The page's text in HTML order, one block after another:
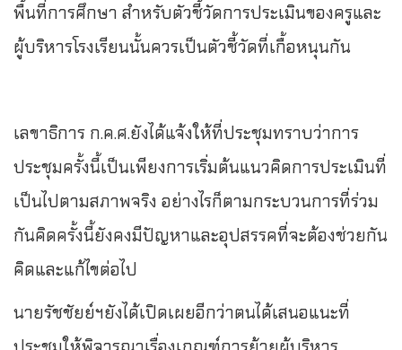
พื้นที่การศึกษา สำหรับตัวชี้วัดการประเมินของครูและ
ผู้บริหารโรงเรียนนั้นควรเป็นตัวชี้วัดที่เกื้อหนุนกัน
เลขาธิการ ก.ค.ศ.ยังได้แจ้งให้ที่ประชุมทราบว่าการ
ประชุมครั้งนี้เป็นเพียงการเริ่มต้นแนวคิดการประเมินที่
เป็นไปตามสภาพจริง อย่างไรก็ตามกระบวนการที่ร่วม
กันคิดครั้งนี้ยังคงมีปัญหาและอุปสรรคที่จะต้องช่วยกัน
คิดและแก้ไขต่อไป
นายรัชชัยย์ฯยังได้เปิดเผยอีกว่าตนได้เสนอแนะที่